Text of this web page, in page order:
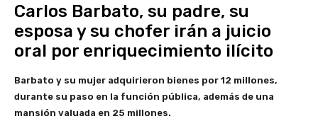
Carlos Barbato, su padre, su
esposa y su chofer irán a juicio
oral por enriquecimiento ilícito
Barbato y su mujer adquirieron bienes por 12 millones,
durante su paso en la función pública, además de una
mansión valuada en 25 millones.